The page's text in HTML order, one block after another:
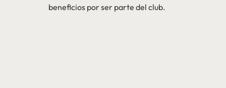
beneficios por ser parte del club.